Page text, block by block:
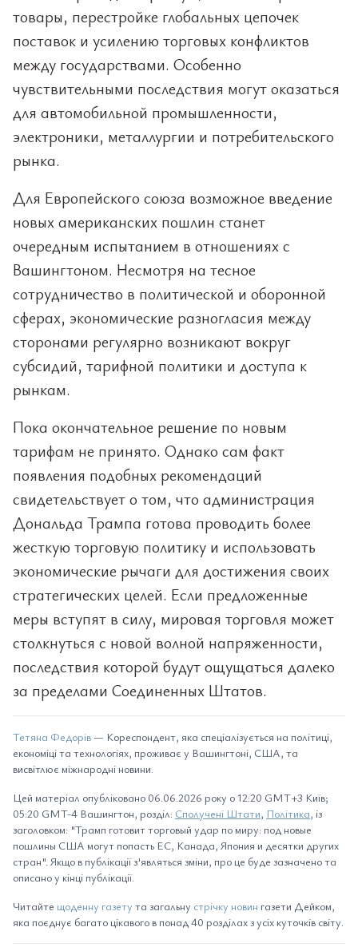
товары, перестройке глобальных цепочек
поставок и усилению торговых конфликтов
между государствами. Особенно
чувствительными последствия могут оказаться
для автомобильной промышленности,
электроники, металлургии и потребительского
рынка.
Для Европейского союза возможное введение
новых американских пошлин станет
очередным испытанием в отношениях с
Вашингтоном. Несмотря на тесное
сотрудничество в политической и оборонной
сферах, экономические разногласия между
сторонами регулярно возникают вокруг
субсидий, тарифной политики и доступа к
рынкам.
Пока окончательное решение по новым
тарифам не принято. Однако сам факт
появления подобных рекомендаций
свидетельствует о том, что администрация
Дональда Трампа готова проводить более
жесткую торговую политику и использовать
экономические рычаги для достижения своих
стратегических целей. Если предложенные
меры вступят в силу, мировая торговля может
столкнуться с новой волной напряженности,
последствия которой будут ощущаться далеко
за пределами Соединенных Штатов.
Тетяна Федорів— Кореспондент, яка спеціалізується на політиці,
економіці та технологіях, проживає у Вашингтоні, США, та
висвітлює міжнародні новини.
Цей матеріал опубліковано 06.06.2026 року о 12:20 GMT+3 Київ;
05:20 GMT-4 Вашингтон, розділ: Сполучені Штати, Політика, із
заголовком: "Трамп готовит торговый удар по миру: под новые
пошлины США могут попасть ЕС, Канада, Япония и десятки других
стран". Якщо в публікації з'являться зміни, про це буде зазначено та
описано у кінці публікації.
Читайте щоденну газету та загальну стрічку новин газети Дейком,
яка поєднує багато цікавого в понад 40 розділах з усіх куточків світу.